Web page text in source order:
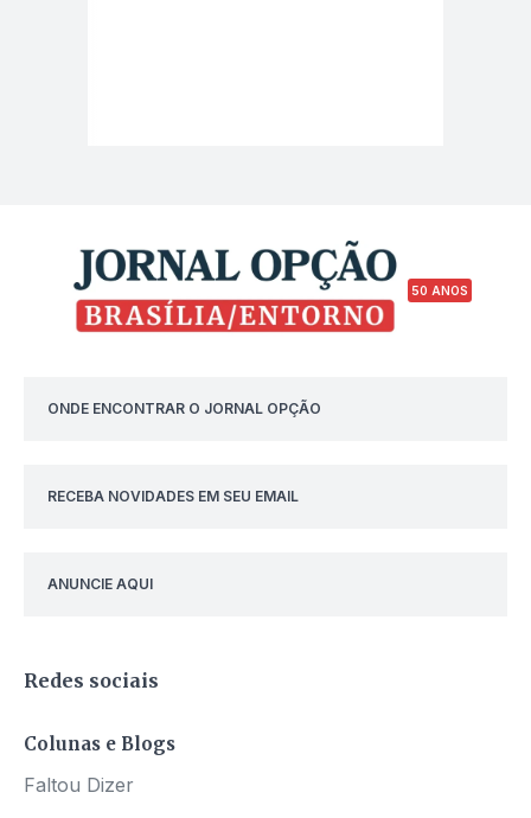
50 ANOS
ONDE ENCONTRAR O JORNAL OPÇÃO
RECEBA NOVIDADES EM SEU EMAIL
ANUNCIE AQUI
Redes sociais
Colunas e Blogs
Faltou Dizer